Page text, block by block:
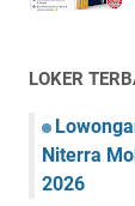
LOKER
Niterra
2026